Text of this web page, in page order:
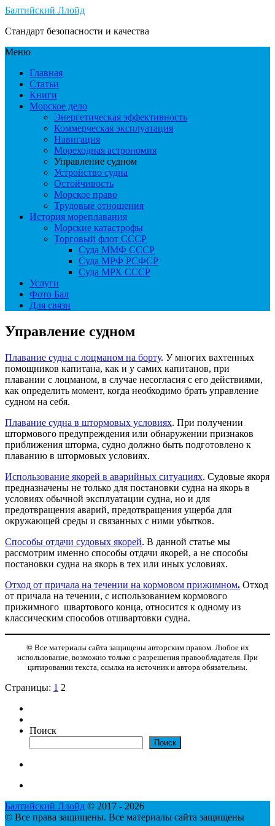
Балтийский Ллойд
Стандарт безопасности и качества
Меню
Главная
Статьи
Книги
Морское дело
Энергетическая эффективность
Коммерческая эксплуатация
Навигация
Мореходная астрономия
Управление судном
Устройство судна
Остойчивость
Морское право
Трудовые отношения
История мореплавания
Морские катастрофы
Торговый флот СССР
Суда ММФ СССР
Суда МРФ РСФСР
Суда МРХ СССР
Услуги
Фото Бал
Для связи
Управление судном
Плавание судна с лоцманом на борту. У многих вахтенных
помощников капитана, как и у самих капитанов, при
плавании с лоцманом, в случае несогласия с его действиями,
как определить момент, когда необходимо брать управление
судном на себя.
Плавание судна в штормовых условиях. При получении
штормового предупреждения или обнаружении признаков
приближения шторма, судно должно быть подготовлено к
плаванию в штормовых условиях.
Использование якорей в аварийных ситуациях. Судовые якоря
предназначены не только для постановки судна на якорь в
условиях обычной эксплуатации судна, но и для
предотвращения аварий, предотвращения ущерба для
окружающей среды и связанных с ними убытков.
Способы отдачи судовых якорей. В данной статье мы
рассмотрим именно способы отдачи якорей, а не способы
постановки судна на якорь в тех или иных условиях.
Отход от причала на течении на кормовом прижимном. Отход
от причала на течении, с использованием кормового
прижимного швартового конца, относится к одному из
классическим способов отшвартовки судна.
©Все материалы сайта защищены авторским правом. Любое их
использование, возможно только с разрешения правообладателя. При
цитировании текста, ссылка на источник и автора обязательны.
Страницы: 1 2
Поиск
Поиск
Балтийский Ллойд © 2017 - 2026
© Все права защищены. Все материалы сайта защищены